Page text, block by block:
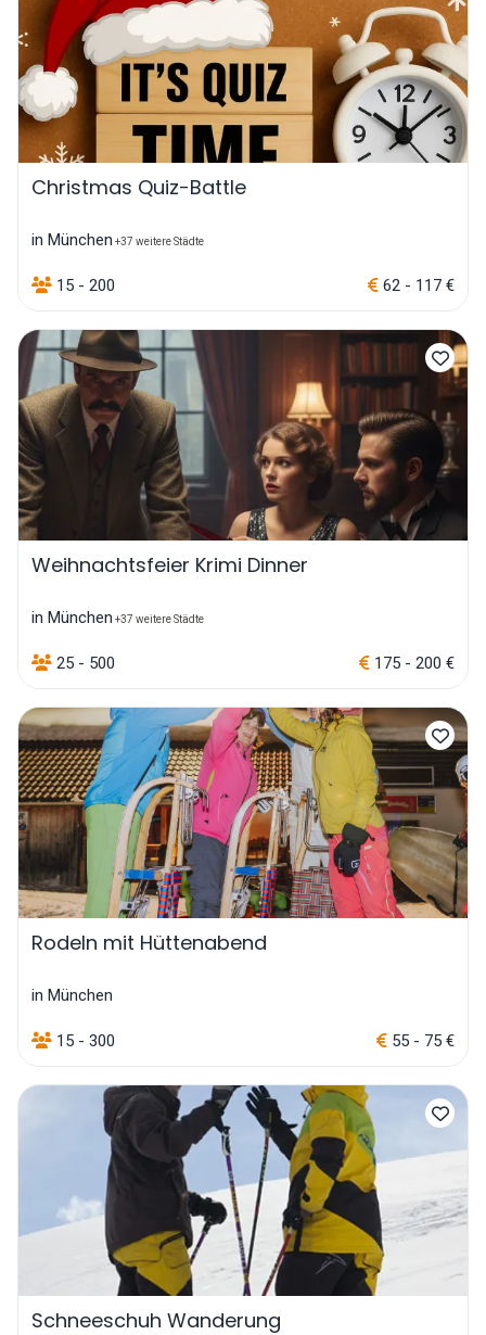
Christmas Quiz-Battle
in München +37 weitere Städte
15 - 200 62 - 117 €
Weihnachtsfeier Krimi Dinner
in München +37 weitere Städte
25 - 500 175 - 200 €
Rodeln mit Hüttenabend
in München
15 - 300 55 - 75 €
Schneeschuh Wanderung